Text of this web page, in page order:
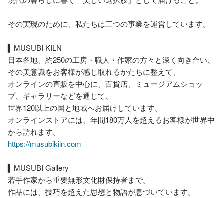
その実現のために、私たちは三つの事業を運営しています。
▍MUSUBI KILN
日本各地、約250の工房・職人・作家の方々と深く向き合い、
その美意識をお客様が感じ取れるかたちに整えて、
オンラインの直販を中心に、百貨店、ミュージアムショッ
プ、ギャラリーなどを通じて、
世界120以上の国と地域へお届けしています。
オンラインストアには、年間180万人を超えるお客様が世界中
https://musubikiln.com
▍MUSUBI Gallery
若手作家から重要無形文化財保持者まで。
作品には、技巧を超えた思想と物語が息づいています。